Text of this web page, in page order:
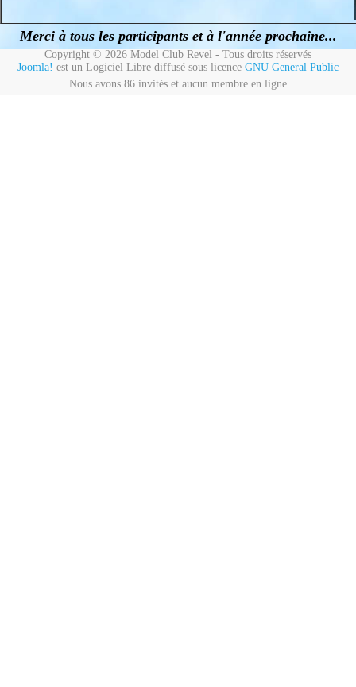
Merci à tous les participants et à l'année prochaine...
Copyright © 2026 Model Club Revel - Tous droits réservés
Joomla! est un Logiciel Libre diffusé sous licence GNU General Public
Nous avons 86 invités et aucun membre en ligne